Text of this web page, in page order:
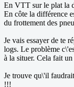
En VTT sur le plat la
En côte la différence
du frottement des
Je vais essayer de te
logs. Le problème
à la situer. Cela fait
Je trouve qu\'il
!!!